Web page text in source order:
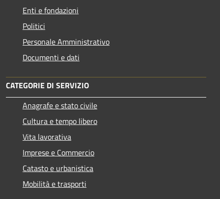
Enti e fondazioni
Politici
Personale Amministrativo
Documenti e dati
CATEGORIE DI SERVIZIO
Anagrafe e stato civile
Cultura e tempo libero
Vita lavorativa
Imprese e Commercio
Catasto e urbanistica
Mobilità e trasporti